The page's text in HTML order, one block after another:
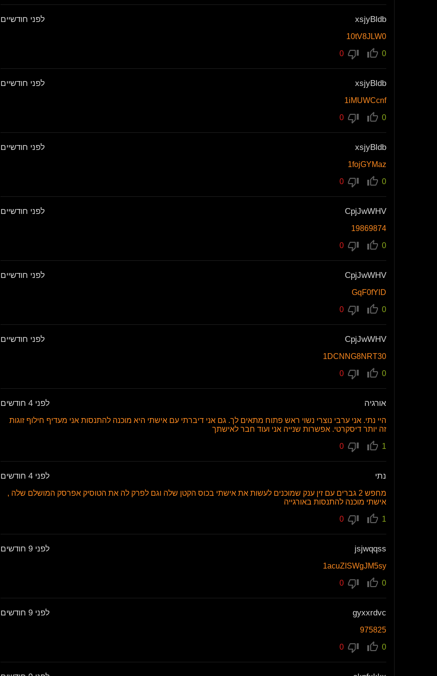
xsjyBldb לפני חודשיים
10tV8JLW0
0
xsjyBldb לפני חודשיים
1iMUWCcnf
0
xsjyBldb לפני חודשיים
1fojGYMaz
0
CpjJwWHV לפני חודשיים
19869874
0
CpjJwWHV לפני חודשיים
GqF0fYlD
0
CpjJwWHV לפני חודשיים
1DCNNG8NRT30
0
אורגיה לפני 4 חודשים
היי נתי. אני ערבי נוצרי נשוי ראש פתוח מתאים לך. גם אני דיברתי עם אישתי היא מוכנה להתנסות אני מעדיף חילוף זוגות
זה יותר דיסקרטי. אפשרות שנייה אני ועוד חבר לאישתך
1
נתי לפני 4 חודשים
מחפש 2 גברים עם זין ענק שמוכנים לעשות את אישתי בכוס הקטן שלה וגם לפרק לה את הטוסיק אפרסק המושלם שלה ,
אישתי מוכנה להתנסות באורגייה
1
jsjwqqss לפני 9 חודשים
1acuZISWgJM5sy
0
gyxxrdvc לפני 9 חודשים
975825
0